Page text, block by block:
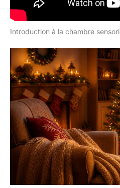
Introduction à la chambre